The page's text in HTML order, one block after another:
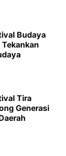
Budaya
Tira
Generasi